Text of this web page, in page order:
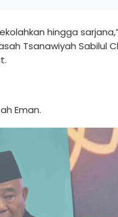
hingga
Tsanawiyah Sabilul
Eman.